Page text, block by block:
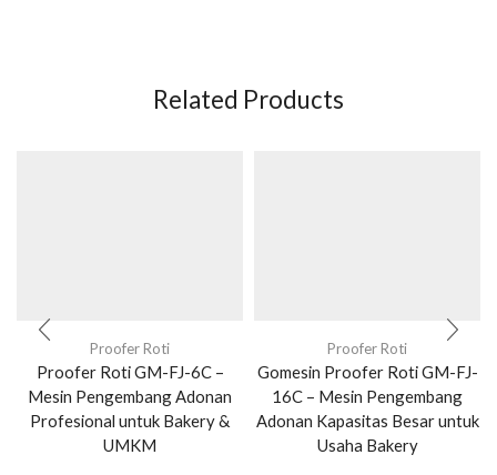
Related Products
Proofer Roti
Proofer Roti GM-FJ-6C –
Mesin Pengembang Adonan
Profesional untuk Bakery &
UMKM
Proofer Roti
Gomesin Proofer Roti GM-FJ-
16C – Mesin Pengembang
Adonan Kapasitas Besar untuk
Usaha Bakery